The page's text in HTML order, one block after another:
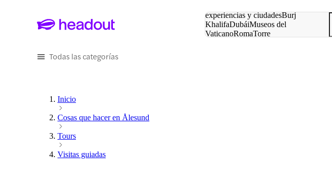
experiencias y ciudadesBurj
KhalifaDubáiMuseos del
VaticanoRomaTorre
Todas las categorías
Inicio
Cosas que hacer en Ålesund
Tours
Visitas guiadas